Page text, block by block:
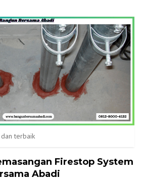
terbaik
Firestop System
Abadi